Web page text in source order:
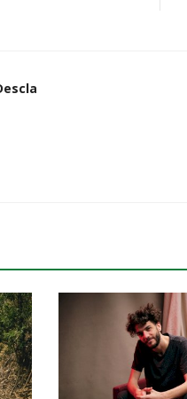
Nacional de